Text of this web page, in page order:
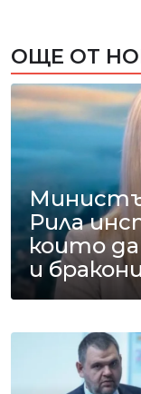
ОЩЕ ОТ
Рила
които
и